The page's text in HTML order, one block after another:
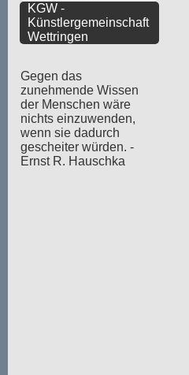
KGW -
Künstlergemeinschaft
Wettringen
Gegen das
zunehmende Wissen
der Menschen wäre
nichts einzuwenden,
wenn sie dadurch
gescheiter würden. -
Ernst R. Hauschka